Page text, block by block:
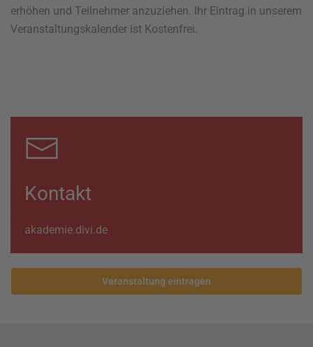
erhöhen und Teilnehmer anzuziehen. Ihr Eintrag in unserem
Veranstaltungskalender ist Kostenfrei.
Kontakt
akademie.divi.de
Veranstaltung eintragen